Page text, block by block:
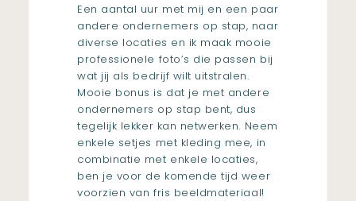
Een aantal uur met mij en een paar
andere ondernemers op stap, naar
diverse locaties en ik maak mooie
professionele foto’s die passen bij
wat jij als bedrijf wilt uitstralen.
Mooie bonus is dat je met andere
ondernemers op stap bent, dus
tegelijk lekker kan netwerken. Neem
enkele setjes met kleding mee, in
combinatie met enkele locaties,
ben je voor de komende tijd weer
voorzien van fris beeldmateriaal!